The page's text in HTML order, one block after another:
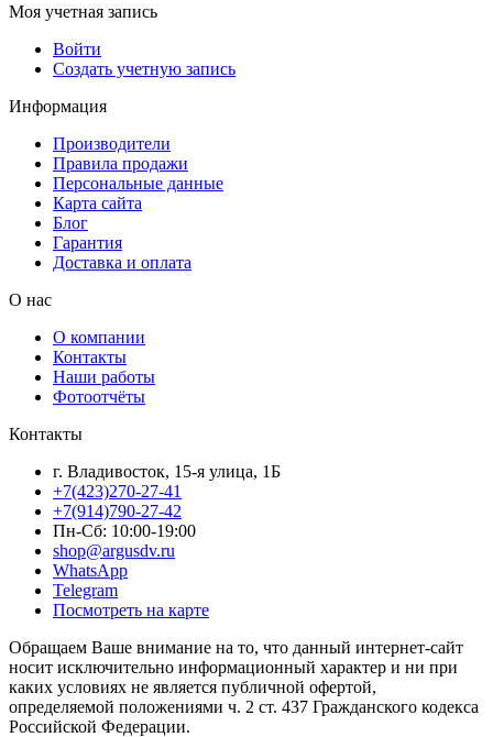
Моя учетная запись
Войти
Создать учетную запись
Информация
Производители
Правила продажи
Персональные данные
Карта сайта
Блог
Гарантия
Доставка и оплата
О нас
О компании
Контакты
Наши работы
Фотоотчёты
Контакты
г. Владивосток, 15-я улица, 1Б
+7(423)270-27-41
+7(914)790-27-42
Пн-Сб: 10:00-19:00
shop@argusdv.ru
WhatsApp
Telegram
Посмотреть на карте
Обращаем Ваше внимание на то, что данный интернет-сайт
носит исключительно информационный характер и ни при
каких условиях не является публичной офертой,
определяемой положениями ч. 2 ст. 437 Гражданского кодекса
Российской Федерации.